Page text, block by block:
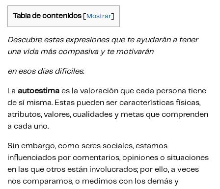
Tabla de contenidos Mostrar
Descubre estas expresiones que te ayudarán a tener
una vida más compasiva y te motivarán
en esos días difíciles.
La autoestima es la valoración que cada persona tiene
de sí misma. Estas pueden ser características físicas,
atributos, valores, cualidades y metas que comprenden
a cada uno.
Sin embargo, como seres sociales, estamos
influenciados por comentarios, opiniones o situaciones
en las que otros están involucrados; por ello, a veces
nos comparamos, o medimos con los demás y